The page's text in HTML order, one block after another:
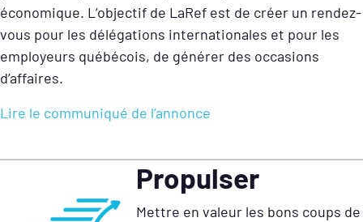
économique. L’objectif de LaRef est de créer un rendez-
vous pour les délégations internationales et pour les
employeurs québécois, de générer des occasions
d’affaires.
Lire le communiqué de l’annonce
Propulser
Mettre en valeur les bons coups de